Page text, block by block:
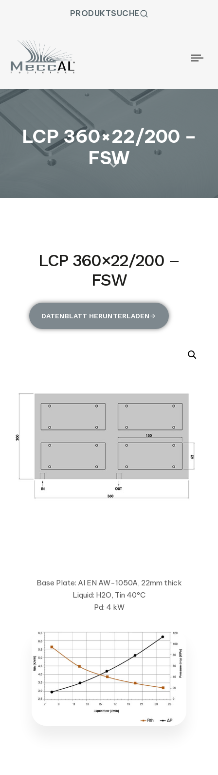
PRODUKTSUCHE
LCP 360×22/200 –
FSW
LCP 360×22/200 –
FSW
DATENBLATT HERUNTERLADEN
Base Plate: Al EN AW-1050A, 22mm thick
Liquid: H2O, Tin 40°C
Pd: 4 kW